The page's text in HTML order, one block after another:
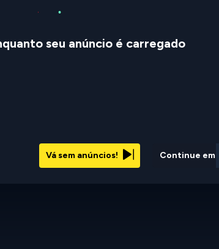
seu anúncio é carregado
Continue em
Vá sem anúncios!